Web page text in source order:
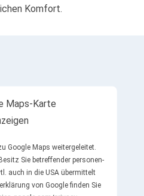
Komfort.
Google Maps weiter­geleitet.
Sie betreffender personen­
auch in die USA übermittelt
von Google finden Sie